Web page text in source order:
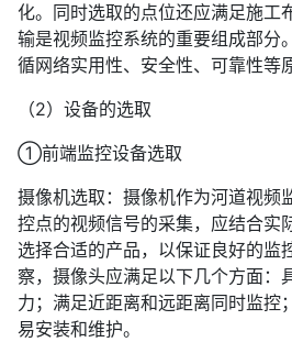
化。同时选取的点位还应满足施工
输是视频监控系统的重要组成部分
循网络实用性、安全性、可靠性等
（2）设备的选取
①前端监控设备选取
摄像机选取：摄像机作为河道视频
控点的视频信号的采集，应结合实
选择合适的产品，以保证良好的监
察，摄像头应满足以下几个方面：
力；满足近距离和远距离同时监控
易安装和维护。